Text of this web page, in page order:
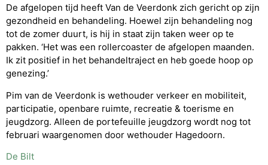
De afgelopen tijd heeft Van de Veerdonk zich gericht op zijn
gezondheid en behandeling. Hoewel zijn behandeling nog
tot de zomer duurt, is hij in staat zijn taken weer op te
pakken. ‘Het was een rollercoaster de afgelopen maanden.
Ik zit positief in het behandeltraject en heb goede hoop op
genezing.’
Pim van de Veerdonk is wethouder verkeer en mobiliteit,
participatie, openbare ruimte, recreatie & toerisme en
jeugdzorg. Alleen de portefeuille jeugdzorg wordt nog tot
februari waargenomen door wethouder Hagedoorn.
De Bilt